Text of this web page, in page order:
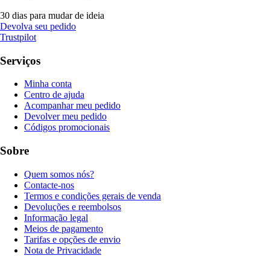
30 dias para mudar de ideia
Devolva seu pedido
Trustpilot
Serviços
Minha conta
Centro de ajuda
Acompanhar meu pedido
Devolver meu pedido
Códigos promocionais
Sobre
Quem somos nós?
Contacte-nos
Termos e condições gerais de venda
Devoluções e reembolsos
Informação legal
Meios de pagamento
Tarifas e opções de envio
Nota de Privacidade